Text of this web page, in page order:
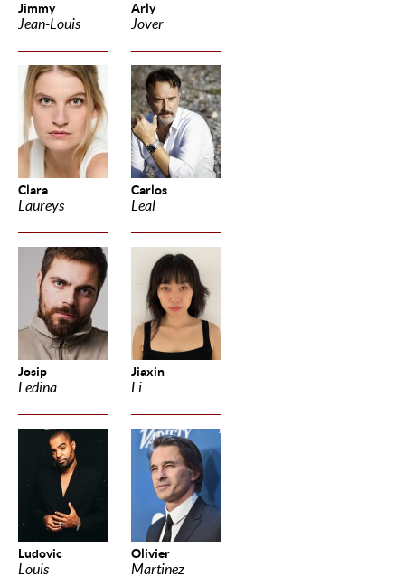
Jimmy
Jean-Louis
Arly
Jover
Clara
Laureys
Carlos
Leal
Josip
Ledina
Jiaxin
Li
Ludovic
Louis
Olivier
Martinez